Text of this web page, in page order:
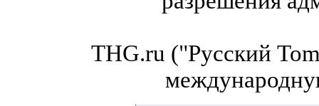
THG.ru ("Русский